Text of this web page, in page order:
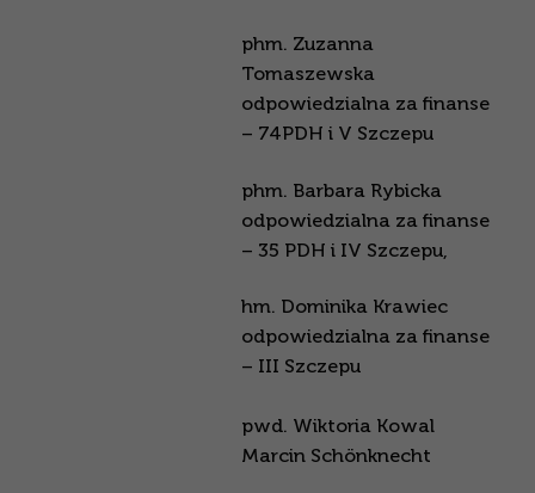
phm. Zuzanna
Tomaszewska
odpowiedzialna za finanse
– 74PDH i V Szczepu
phm. Barbara Rybicka
odpowiedzialna za finanse
– 35 PDH i IV Szczepu,
hm. Dominika Krawiec
odpowiedzialna za finanse
– III Szczepu
pwd. Wiktoria Kowal
Marcin Schönknecht